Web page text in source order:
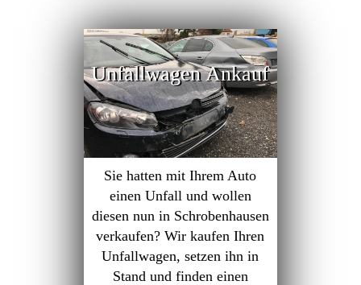
Unfallwagen Ankauf
Sie hatten mit Ihrem Auto
einen Unfall und wollen
diesen nun in Schrobenhausen
verkaufen? Wir kaufen Ihren
Unfallwagen, setzen ihn in
Stand und finden einen